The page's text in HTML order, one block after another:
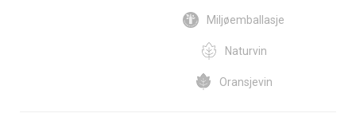
Miljøemballasje
Naturvin
Oransjevin